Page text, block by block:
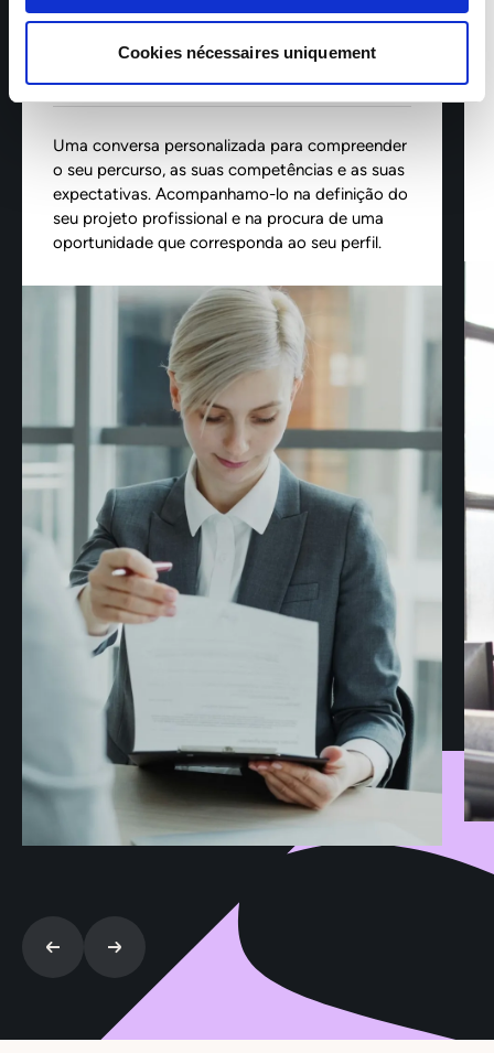
Cookies nécessaires uniquement
ANTES DA CONTRATAÇÃO
Uma conversa personalizada para compreender
o seu percurso, as suas competências e as suas
expectativas. Acompanhamo-lo na definição do
seu projeto profissional e na procura de uma
oportunidade que corresponda ao seu perfil.